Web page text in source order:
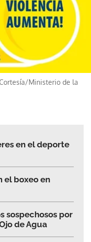
Ministerio de la
en el deporte
el boxeo en
sospechosos por
de Agua